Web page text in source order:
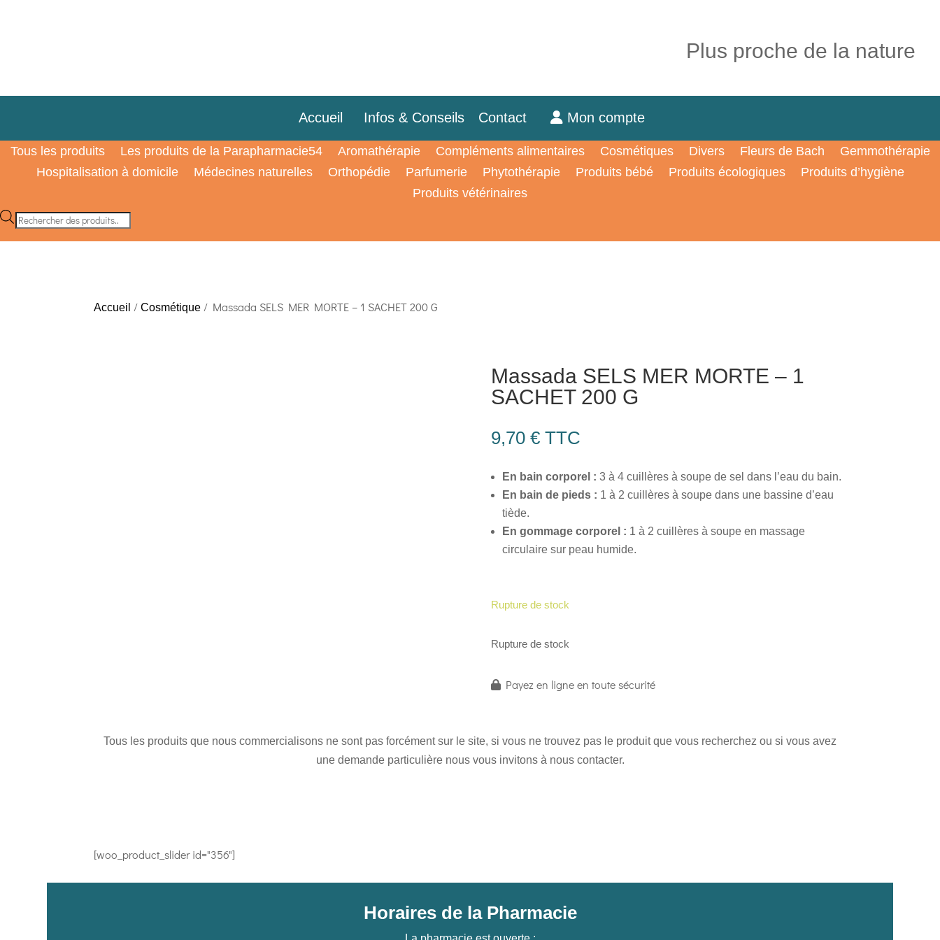
Plus proche de la nature
Accueil Infos & Conseils Contact Mon compte
Tous les produits Les produits de la Parapharmacie54 Aromathérapie Compléments alimentaires Cosmétiques Divers Fleurs de Bach
Gemmothérapie
Hospitalisation à domicile
Médecines naturelles Orthopédie Parfumerie Phytothérapie Produits bébé Produits écologiques
Produits d’hygiène
Produits vétérinaires
Recherche
Accueil /Cosmétique / Massada SELS MER MORTE – 1 SACHET 200 G
Massada SELS MER MORTE – 1
SACHET 200 G
9,70 € TTC
En bain corporel : 3 à 4 cuillères à soupe de sel dans l’eau du bain.
En bain de pieds : 1 à 2 cuillères à soupe dans une bassine d’eau
tiède.
En gommage corporel : 1 à 2 cuillères à soupe en massage
circulaire sur peau humide.
Rupture de stock
Rupture de stock
Payez en ligne en toute sécurité
Tous les produits que nous commercialisons ne sont pas forcément sur le site, si vous ne trouvez pas le produit que vous recherchez ou si vous avez
une demande particulière nous vous invitons à nous contacter.
[woo_product_slider id="356"]
Horaires de la Pharmacie